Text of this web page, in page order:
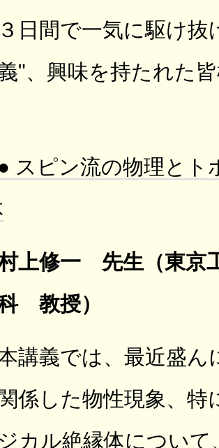
３日間で一気に駆け
"、興味を持たれた
スピン流の物理とト
上修一 先生（東京
教授）
講義では、最近盛
関係した物性現象、
ジカル絶縁体につい